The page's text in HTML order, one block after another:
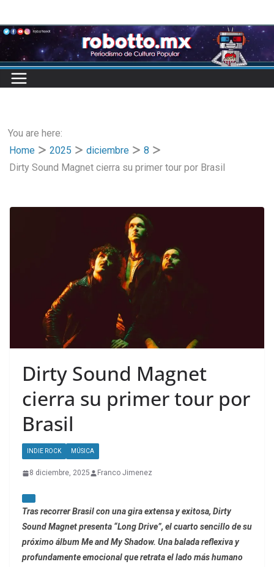
to
content
You are here:
Home
2025 diciembre
8
Dirty Sound Magnet cierra su primer tour por Brasil
Dirty Sound Magnet
cierra su primer tour por
Brasil
INDIE ROCK MÚSICA
8 diciembre, 2025 Franco Jimenez
Tras recorrer Brasil con una gira extensa y exitosa, Dirty
Sound Magnet presenta “Long Drive”, el cuarto sencillo de su
próximo álbum Me and My Shadow. Una balada reflexiva y
profundamente emocional que retrata el lado más humano